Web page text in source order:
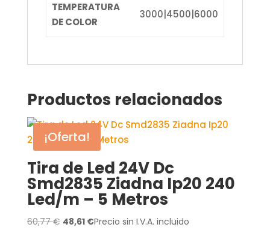
TEMPERATURA
DE COLOR
3000|4500|6000
Productos relacionados
¡Oferta!
Tira de Led 24V Dc
Smd2835 Ziadna Ip20 240
Led/m – 5 Metros
60,77€ El
48,61 €El
Precio sin I.V.A. incluido